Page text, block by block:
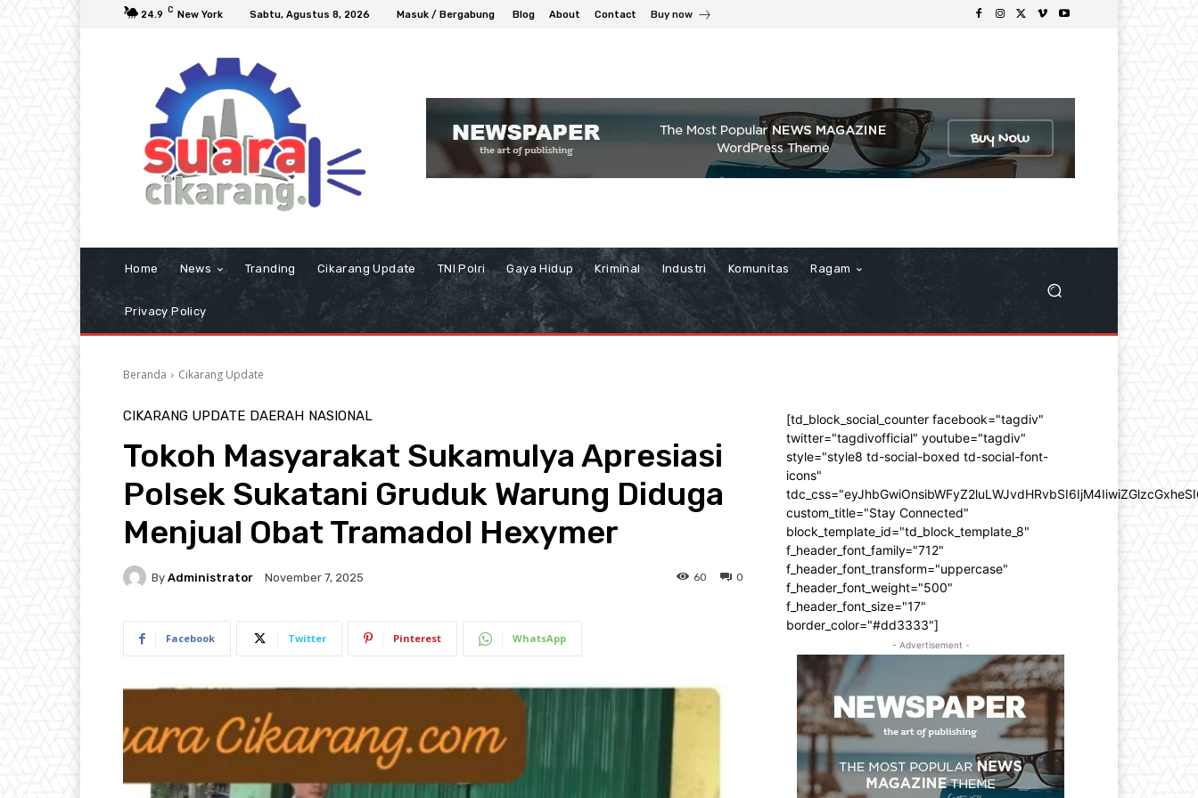
24.9 C New York Sabtu, Agustus 8, 2026 Masuk / Bergabung Blog About Contact Buy now
Home News Tranding Cikarang Update TNI Polri Gaya Hidup Kriminal Industri Komunitas Ragam
Privacy Policy
Beranda Cikarang Update
CIKARANG UPDATE DAERAH NASIONAL
Tokoh Masyarakat Sukamulya Apresiasi
Polsek Sukatani Gruduk Warung Diduga
Menjual Obat Tramadol Hexymer
By Administrator November 7, 2025 0
60
Facebook Twitter Pinterest WhatsApp
[td_block_social_counter facebook="tagdiv"
twitter="tagdivofficial" youtube="tagdiv"
style="style8 td-social-boxed td-social-font-
icons"
custom_title="Stay Connected"
block_template_id="td_block_template_8"
f_header_font_family="712"
f_header_font_transform="uppercase"
f_header_font_weight="500"
f_header_font_size="17"
border_color="#dd3333"]
- Advertisement -